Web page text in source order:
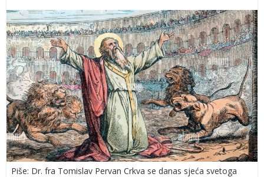
Piše: Dr. fra Tomislav Pervan Crkva se danas sjeća svetoga